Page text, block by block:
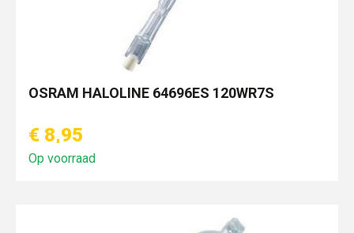
OSRAM HALOLINE 64696ES 120WR7S
€ 8,95
Op voorraad